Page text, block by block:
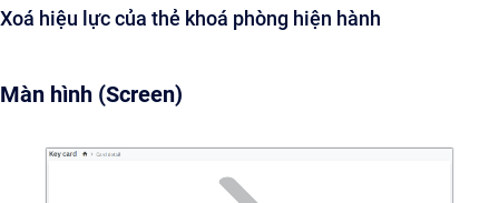
Xoá hiệu lực của thẻ khoá phòng hiện hành
Màn hình (Screen)